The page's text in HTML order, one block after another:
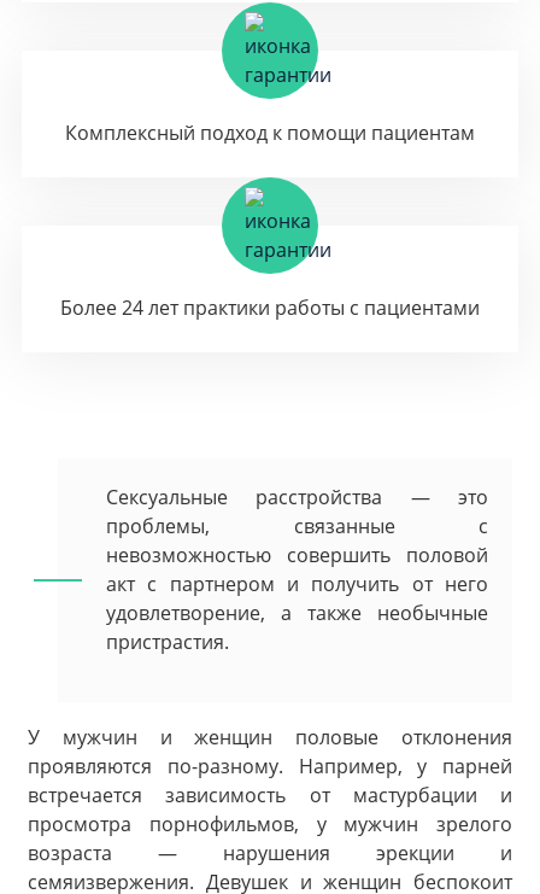
Комплексный подход к помощи пациентам
Более 24 лет практики работы с пациентами
Сексуальные расстройства — это
проблемы, связанные с
невозможностью совершить половой
акт с партнером и получить от него
удовлетворение, а также необычные
пристрастия.
У мужчин и женщин половые отклонения
проявляются по-разному. Например, у парней
встречается зависимость от мастурбации и
просмотра порнофильмов, у мужчин зрелого
возраста — нарушения эрекции и
семяизвержения. Девушек и женщин беспокоит